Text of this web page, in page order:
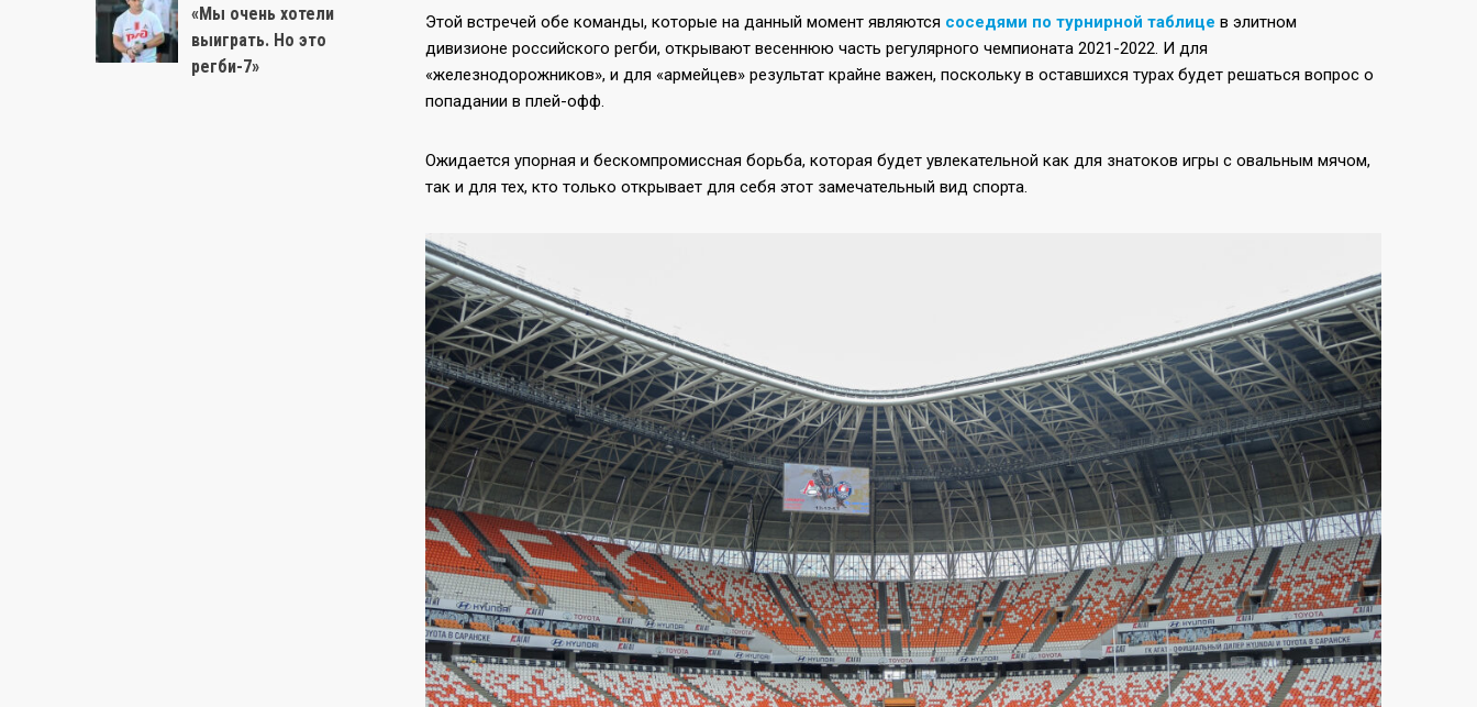
Этой встречей обе команды, которые на данный момент являются соседями по турнирной таблице в элитном
дивизионе российского регби, открывают весеннюю часть регулярного чемпионата 2021-2022. И для
«железнодорожников», и для «армейцев» результат крайне важен, поскольку в оставшихся турах будет решаться вопрос о
попадании в плей-офф.
Ожидается упорная и бескомпромиссная борьба, которая будет увлекательной как для знатоков игры с овальным мячом,
так и для тех, кто только открывает для себя этот замечательный вид спорта.
«Мы очень хотели
выиграть. Но это
регби-7»